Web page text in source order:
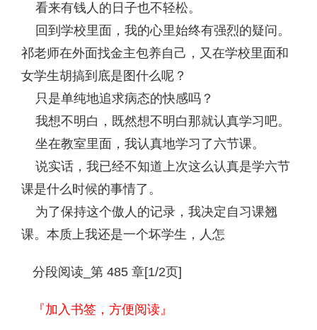
看来有钱人的日子也不轻松。
回到学校里面，我的心里始终有强烈的疑问。
祁老师在外面找金主包养自己，又在学校里面和
女学生胡搞到底是图什么呢？
只是单纯地追求病态的快感吗？
我想不明白，既然想不明白那就认真学习吧。
坐在教室里面，我认真地学习了六节课。
说实话，我已经不知道上次这么认真是学六节
课是什么时候的事情了。
为了保持这个傲人的记录，我决定自习课翘
课。本质上我还是一个坏学生，人怎
分段阅读_第 485 章[1/2页]
『加入书签，方便阅读』